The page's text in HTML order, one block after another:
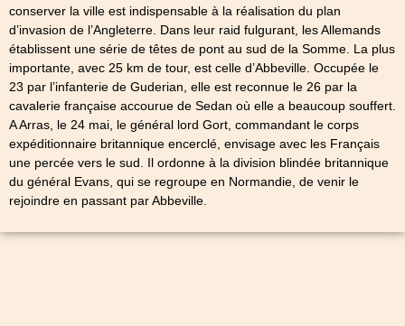
conserver la ville est indispensable à la réalisation du plan
d’invasion de l’Angleterre. Dans leur raid fulgurant, les Allemands
établissent une série de têtes de pont au sud de la Somme. La plus
importante, avec 25 km de tour, est celle d’Abbeville. Occupée le
23 par l’infanterie de Guderian, elle est reconnue le 26 par la
cavalerie française accourue de Sedan où elle a beaucoup souffert.
A Arras, le 24 mai, le général lord Gort, commandant le corps
expéditionnaire britannique encerclé, envisage avec les Français
une percée vers le sud. Il ordonne à la division blindée britannique
du général Evans, qui se regroupe en Normandie, de venir le
rejoindre en passant par Abbeville.